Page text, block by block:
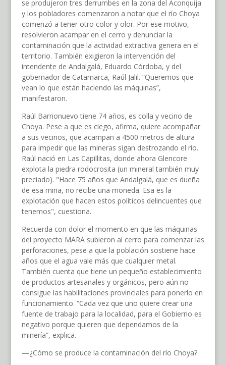
se produjeron tres derrumbes en la zona del Aconquija
y los pobladores comenzaron a notar que el río Choya
comenzó a tener otro color y olor. Por ese motivo,
resolvieron acampar en el cerro y denunciar la
contaminación que la actividad extractiva genera en el
territorio. También exigieron la intervención del
intendente de Andalgalá, Eduardo Córdoba, y del
gobernador de Catamarca, Raúl Jalil. “Queremos que
vean lo que están haciendo las máquinas”,
manifestaron.
Raúl Barrionuevo tiene 74 años, es colla y vecino de
Choya. Pese a que es ciego, afirma, quiere acompañar
a sus vecinos, que acampan a 4500 metros de altura
para impedir que las mineras sigan destrozando el río.
Raúl nació en Las Capillitas, donde ahora Glencore
explota la piedra rodocrosita (un mineral también muy
preciado). "Hace 75 años que Andalgalá, que es dueña
de esa mina, no recibe una moneda. Esa es la
explotación que hacen estos políticos delincuentes que
tenemos", cuestiona.
Recuerda con dolor el momento en que las máquinas
del proyecto MARA subieron al cerro para comenzar las
perforaciones, pese a que la población sostiene hace
años que el agua vale más que cualquier metal.
También cuenta que tiene un pequeño establecimiento
de productos artesanales y orgánicos, pero aún no
consigue las habilitaciones provinciales para ponerlo en
funcionamiento. “Cada vez que uno quiere crear una
fuente de trabajo para la localidad, para el Gobierno es
negativo porque quieren que dependamos de la
minería”, explica.
—¿Cómo se produce la contaminación del río Choya?